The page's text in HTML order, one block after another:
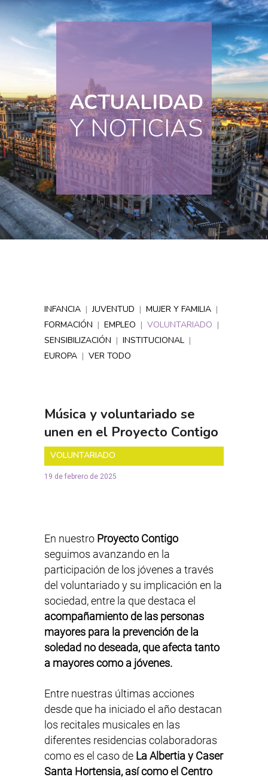
Y NOTICIAS
ACTUALIDAD
INFANCIA | JUVENTUD | MUJER Y FAMILIA |
FORMACIÓN | EMPLEO | VOLUNTARIADO |
SENSIBILIZACIÓN | INSTITUCIONAL |
EUROPA | VER TODO
Música y voluntariado se
unen en el Proyecto Contigo
VOLUNTARIADO
19 de febrero de 2025
En nuestro Proyecto Contigo
seguimos avanzando en la
participación de los jóvenes a través
del voluntariado y su implicación en la
sociedad, entre la que destaca el
acompañamiento de las personas
mayores para la prevención de la
soledad no deseada, que afecta tanto
a mayores como a jóvenes.
Entre nuestras últimas acciones
desde que ha iniciado el año destacan
los recitales musicales en las
diferentes residencias colaboradoras
como es el caso de La Albertia y Caser
Santa Hortensia, así como el Centro